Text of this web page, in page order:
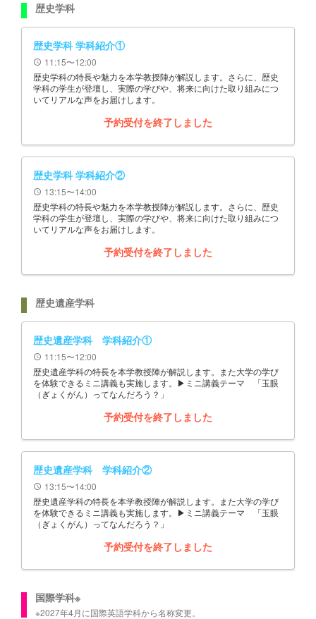
歴史学科
歴史学科 学科紹介①
schedule 11:15〜12:00
歴史学科の特長や魅力を本学教授陣が解説します。さらに、歴史
学科の学生が登壇し、実際の学びや、将来に向けた取り組みにつ
いてリアルな声をお届けします。
予約受付を終了しました
歴史学科 学科紹介②
schedule 13:15〜14:00
歴史学科の特長や魅力を本学教授陣が解説します。さらに、歴史
学科の学生が登壇し、実際の学びや、将来に向けた取り組みにつ
いてリアルな声をお届けします。
予約受付を終了しました
歴史遺産学科
歴史遺産学科 学科紹介①
schedule 11:15〜12:00
歴史遺産学科の特長を本学教授陣が解説します。また大学の学び
を体験できるミニ講義も実施します。▶ミニ講義テーマ 「玉眼
（ぎょくがん）ってなんだろう？」
予約受付を終了しました
歴史遺産学科 学科紹介②
schedule 13:15〜14:00
歴史遺産学科の特長を本学教授陣が解説します。また大学の学び
を体験できるミニ講義も実施します。▶ミニ講義テーマ 「玉眼
（ぎょくがん）ってなんだろう？」
予約受付を終了しました
国際学科※
※2027年4月に国際英語学科から名称変更。